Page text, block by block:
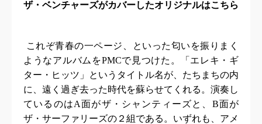
ザ・ベンチャーズがカバーしたオリジナルはこちら
これぞ青春の一ページ、といった匂いを振りまく
ようなアルバムをPMCで見つけた。「エレキ・ギ
ター・ヒッツ」というタイトル名が、たちまちの内
に、遠く過ぎ去った時代を蘇らせてくれる。演奏し
ているのはA面がザ・シャンティーズと、 B面が
ザ・サーファリーズの２組である。いずれも、アメ